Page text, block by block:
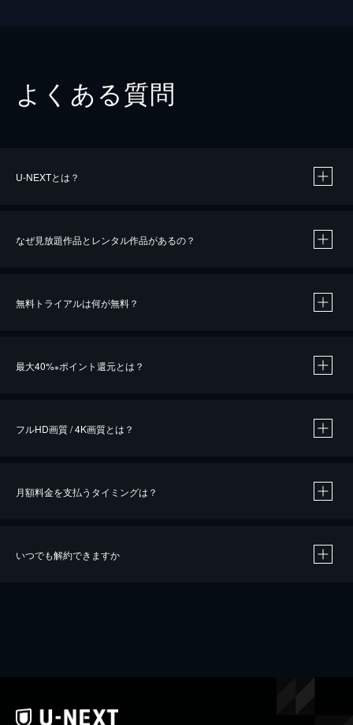
よくある質問
U-NEXTとは？
なぜ見放題作品とレンタル作品があるの？
無料トライアルは何が無料？
最大40%※ポイント還元とは？
※40％ポイント還元の対象は、クレジットカード決済による作品の購入 / レンタルです。
フルHD画質 / 4K画質とは？
月額料金を支払うタイミングは？
いつでも解約できますか